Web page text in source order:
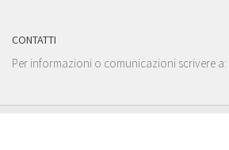
CONTATTI
Per informazioni o comunicazioni scrivere a: